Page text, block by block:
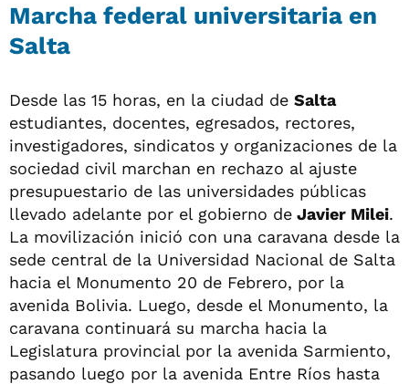
Marcha federal universitaria en
Salta
Desde las 15 horas, en la ciudad de Salta
estudiantes, docentes, egresados, rectores,
investigadores, sindicatos y organizaciones de la
sociedad civil marchan en rechazo al ajuste
presupuestario de las universidades públicas
llevado adelante por el gobierno de Javier Milei.
La movilización inició con una caravana desde la
sede central de la Universidad Nacional de Salta
hacia el Monumento 20 de Febrero, por la
avenida Bolivia. Luego, desde el Monumento, la
caravana continuará su marcha hacia la
Legislatura provincial por la avenida Sarmiento,
pasando luego por la avenida Entre Ríos hasta